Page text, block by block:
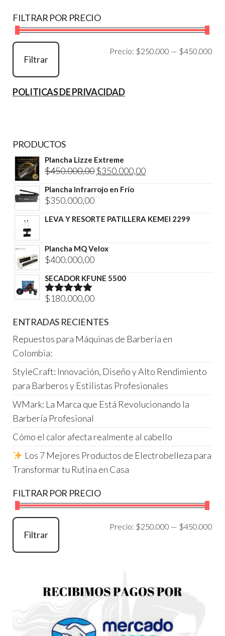
FILTRAR POR PRECIO
Filtrar
Precio: $250.000 — $450.000
POLITICAS DE PRIVACIDAD
PRODUCTOS
Plancha Lizze Extreme
$450.000,00 El
precio
$350.000,00El
Plancha Infrarrojo en Frío
$350.000,00
LEVA Y RESORTE PATILLERA KEMEI 2299
Plancha MQ Velox
$400.000,00
SECADOR KFUNE 5500
Valorado
5
$180.000,00
ENTRADAS RECIENTES
Repuestos para Máquinas de Barbería en
Colombia:
StyleCraft: Innovación, Diseño y Alto Rendimiento
para Barberos y Estilistas Profesionales
WMark: La Marca que Está Revolucionando la
Barbería Profesional
Cómo el calor afecta realmente al cabello
Los 7 Mejores Productos de Electrobelleza para
Transformar tu Rutina en Casa
FILTRAR POR PRECIO
Filtrar
Precio: $250.000 — $450.000